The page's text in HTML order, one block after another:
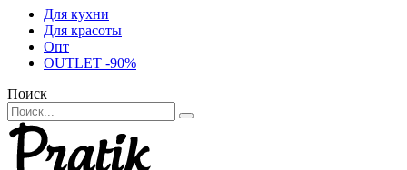
Для кухни
Для красоты
Опт
OUTLET -90%
Поиск